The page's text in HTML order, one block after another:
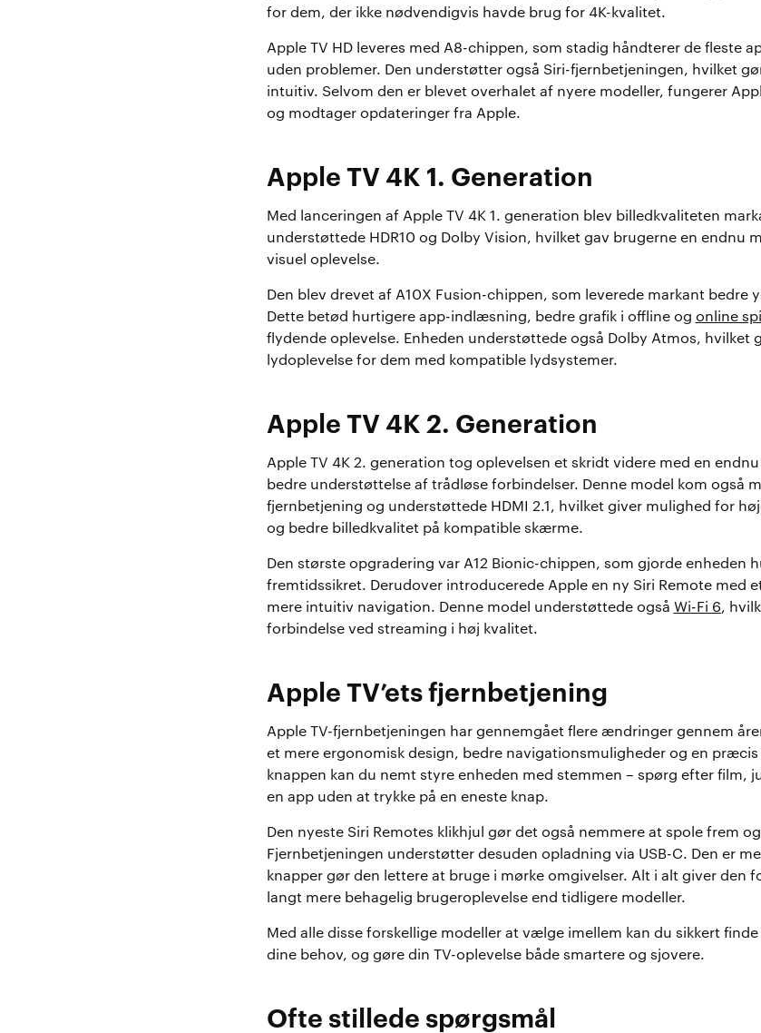
for dem, der ikke nødvendigvis havde brug for 4K-kvalitet.
Apple TV HD leveres med A8-chippen, som stadig håndterer de fleste
uden problemer. Den understøtter også Siri-fjernbetjeningen, hvilket
intuitiv. Selvom den er blevet overhalet af nyere modeller, fungerer
og modtager opdateringer fra Apple.
Apple TV 4K 1. Generation
Med lanceringen af Apple TV 4K 1. generation blev billedkvaliteten
understøttede HDR10 og Dolby Vision, hvilket gav brugerne en endnu
visuel oplevelse.
Den blev drevet af A10X Fusion-chippen, som leverede markant bedre
Dette betød hurtigere app-indlæsning, bedre grafik i offline og online spil
flydende oplevelse. Enheden understøttede også Dolby Atmos, hvilket
lydoplevelse for dem med kompatible lydsystemer.
Apple TV 4K 2. Generation
Apple TV 4K 2. generation tog oplevelsen et skridt videre med en
bedre understøttelse af trådløse forbindelser. Denne model kom også
fjernbetjening og understøttede HDMI 2.1, hvilket giver mulighed for
og bedre billedkvalitet på kompatible skærme.
Den største opgradering var A12 Bionic-chippen, som gjorde enheden
fremtidssikret. Derudover introducerede Apple en ny Siri Remote med
mere intuitiv navigation. Denne model understøttede også Wi-Fi 6,
forbindelse ved streaming i høj kvalitet.
Apple TV’ets fjernbetjening
Apple TV-fjernbetjeningen har gennemgået flere ændringer gennem
et mere ergonomisk design, bedre navigationsmuligheder og en
knappen kan du nemt styre enheden med stemmen – spørg efter film,
en app uden at trykke på en eneste knap.
Den nyeste Siri Remotes klikhjul gør det også nemmere at spole frem
Fjernbetjeningen understøtter desuden opladning via USB-C. Den er
knapper gør den lettere at bruge i mørke omgivelser. Alt i alt giver den
langt mere behagelig brugeroplevelse end tidligere modeller.
Med alle disse forskellige modeller at vælge imellem kan du sikkert finde
dine behov, og gøre din TV-oplevelse både smartere og sjovere.
Ofte stillede spørgsmål